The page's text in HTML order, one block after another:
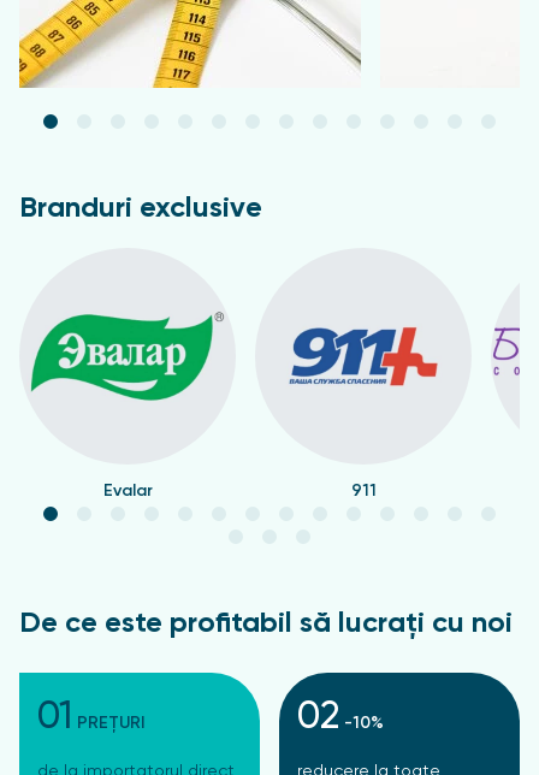
Branduri exclusive
Evalar 911
De ce este profitabil să lucrați cu noi
01 PREȚURI
de la importatorul direct
02 -10%
reducere la toate